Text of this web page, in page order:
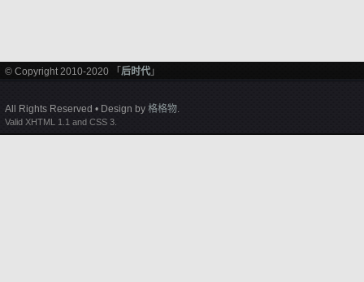
© Copyright 2010-2020 「 后时代 」
All Rights Reserved • Design by 格格物.
Valid XHTML 1.1 and CSS 3.